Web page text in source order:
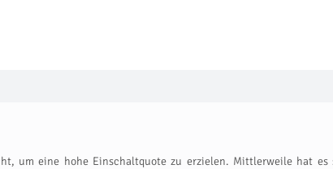
um eine hohe Einschaltquote zu erzielen. Mittlerweile hat